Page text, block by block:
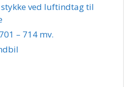
ved luftindtag til
– 714 mv.